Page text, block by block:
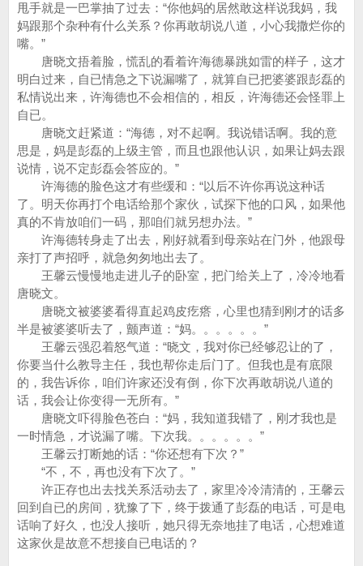
甩手就是一巴掌抽了过去：“你他妈的居然敢这样说我妈，我
妈跟那个杂种有什么关系？你再敢胡说八道，小心我撒烂你的
嘴。”
唐晓文捂着脸，慌乱的看着许海德暴跳如雷的样子，这才
明白过来，自已情急之下说漏嘴了，就算自已把婆婆跟彭磊的
私情说出来，许海德也不会相信的，相反，许海德还会怪罪上
自已。
唐晓文赶紧道：“海德，对不起啊。我说错话啊。我的意
思是，妈是彭磊的上级主管，而且也跟他认识，如果让妈去跟
说情，说不定彭磊会答应的。”
许海德的脸色这才有些缓和：“以后不许你再说这种话
了。明天你再打个电话给那个家伙，试探下他的口风，如果他
真的不肯放咱们一码，那咱们就另想办法。”
许海德转身走了出去，刚好就看到母亲站在门外，他跟母
亲打了声招呼，就急匆匆地出去了。
王馨云慢慢地走进儿子的卧室，把门给关上了，冷冷地看
唐晓文。
唐晓文被婆婆看得直起鸡皮疙瘩，心里也猜到刚才的话多
半是被婆婆听去了，颤声道：“妈。。。。。。”
王馨云强忍着怒气道：“晓文，我对你已经够忍让的了，
你要当什么教导主任，我也帮你走后门了。但我也是有底限
的，我告诉你，咱们许家还没有倒，你下次再敢胡说八道的
话，我会让你变得一无所有。”
唐晓文吓得脸色苍白：“妈，我知道我错了，刚才我也是
一时情急，才说漏了嘴。下次我。。。。。。”
王馨云打断她的话：“你还想有下次？”
“不，不，再也没有下次了。”
许正存也出去找关系活动去了，家里冷冷清清的，王馨云
回到自已的房间，犹豫了下，终于拨通了彭磊的电话，可是电
话响了好久，也没人接听，她只得无奈地挂了电话，心想难道
这家伙是故意不想接自已电话的？